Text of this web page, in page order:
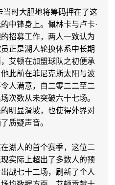
当时大胆地将筹码押在了这
中锋身上。佩林卡与卢卡·
招募工作，两人一致认为
正是湖人轮换体系中长期
艾顿在加盟球队之初便承
此前在菲尼克斯太阳与波
人满意，自二零二二至二
次数从未突破六十七场。
明显滑坡，也使得外界对
质疑声音。
湖人的首个赛季，这位二
实际上超出了多数人的预
战七十二场，刷新了个人